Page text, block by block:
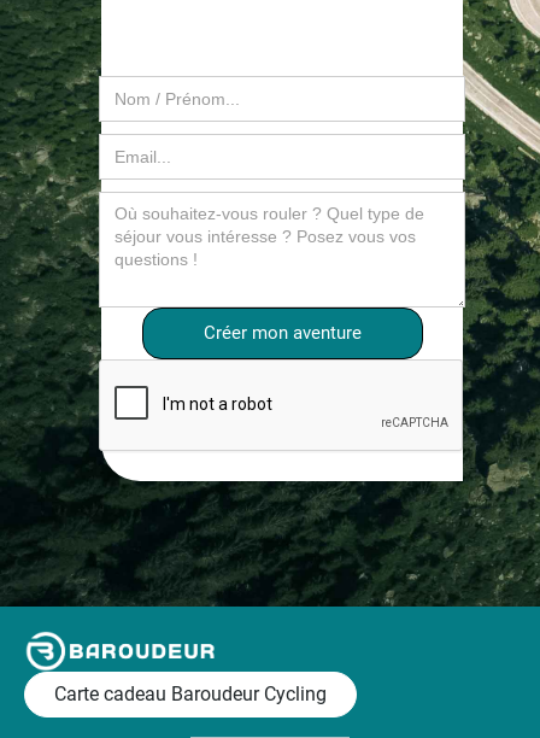
Carte cadeau Baroudeur Cycling